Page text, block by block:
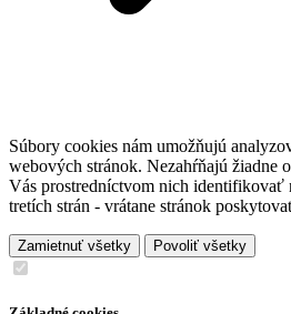
Súbory cookies nám umožňujú
webových stránok. Nezahŕňajú žiadne
Vás prostredníctvom nich identifikovať
tretích strán - vrátane stránok
Zamietnuť všetky Povoliť všetky